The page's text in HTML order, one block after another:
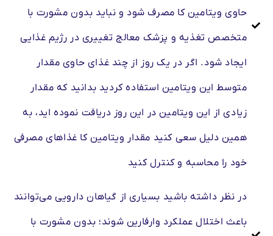
حاوی ویتامین کا مصرف شود و نباید بدون مشورت با
متخصص تغذیه و پزشک معالج تغییری در رژیم غذایی
ایجاد شود. اگر در یک روز از چند غذای حاوی مقدار
متوسط این ویتامین استفاده کردید بدانید که مقدار
زیادی از این ویتامین در این روز دریافت نموده اید، به
همین دلیل سعی کنید مقدار ویتامین کا غذاهای مصرفی
خود را محاسبه و کنترل کنید
در نظر داشته باشید بسیاری از گیاهان دارویی می‌توانند
باعث اختلال عملکرد وارفارین شوند؛ بدون مشورت با